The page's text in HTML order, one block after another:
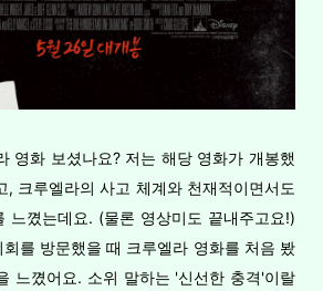
영화 보셨나요? 저는 해당 영화가 개봉했
, 크루엘라의 사고 체계와 천재적이면서도
느꼈는데요. (물론 영상미도 끝내주고요!)
를 방문했을 때 크루엘라 영화를 처음 봤
느꼈어요. 소위 말하는 '신선한 충격'이랄